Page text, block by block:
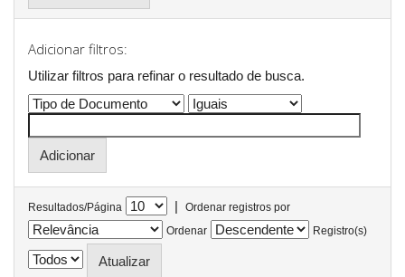
Adicionar filtros:
Utilizar filtros para refinar o resultado de busca.
Resultados/Página |
Ordenar registros por
Ordenar
Registro(s)